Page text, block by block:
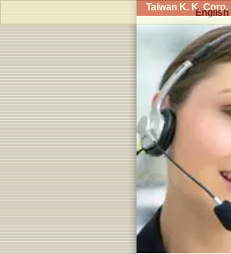
Taiwan K. K. Corp.
English|